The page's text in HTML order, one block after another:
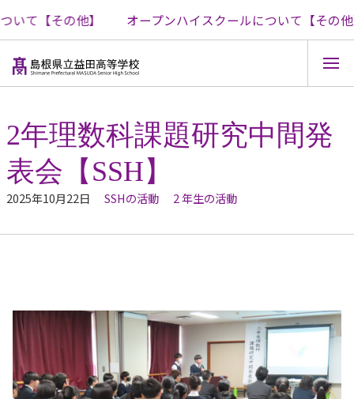
コ
テ
ン
へ
ス
キ
プ
て【その他】 オープンハイスクールについて【その他】
2年理数科課題研究中間発
表会【SSH】
2025年10月22日 SSHの活動 2 年生の活動